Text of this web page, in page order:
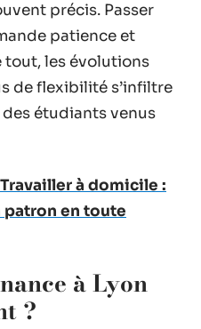
précis. Passer
patience et
tout, les évolutions
de flexibilité s’infiltre
étudiants venus
Travailler à domicile :
patron en toute
à Lyon
?